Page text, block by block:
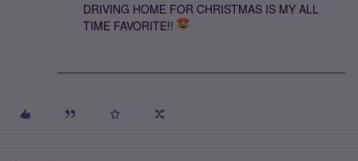
DRIVING HOME FOR CHRISTMAS IS MY ALL
TIME FAVORITE!!